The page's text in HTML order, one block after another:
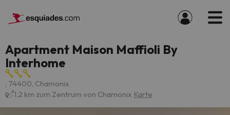
Apartment Maison Maffioli By
Interhome
, 74400, Chamonix
1.2 km zum Zentrum von Chamonix Karte